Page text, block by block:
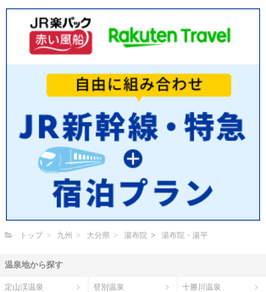
トップ 九州 大分県 湯布院 湯布院・湯平
温泉地から探す
定山渓温泉 登別温泉 十勝川温泉